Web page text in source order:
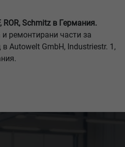
ROR, Schmitz в Германия.
ремонтирани части за
Autowelt GmbH, Industriestr. 1,